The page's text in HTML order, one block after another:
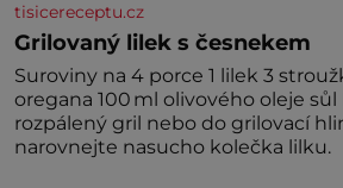
tisicereceptu.cz
Grilovaný lilek s česnekem
Suroviny na 4 porce 1 lilek 3 stroužky česneku snítka
oregana 100 ml olivového oleje sůl Postup Na mírně
rozpálený gril nebo do grilovací
narovnejte nasucho kolečka lilku.